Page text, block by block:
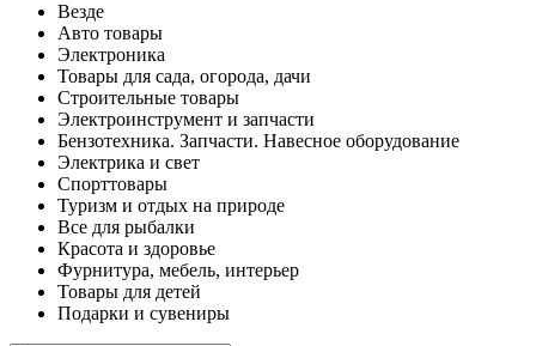
Везде
Авто товары
Электроника
Товары для сада, огорода, дачи
Строительные товары
Электроинструмент и запчасти
Бензотехника. Запчасти. Навесное оборудование
Электрика и свет
Спорттовары
Туризм и отдых на природе
Все для рыбалки
Красота и здоровье
Фурнитура, мебель, интерьер
Товары для детей
Подарки и сувениры